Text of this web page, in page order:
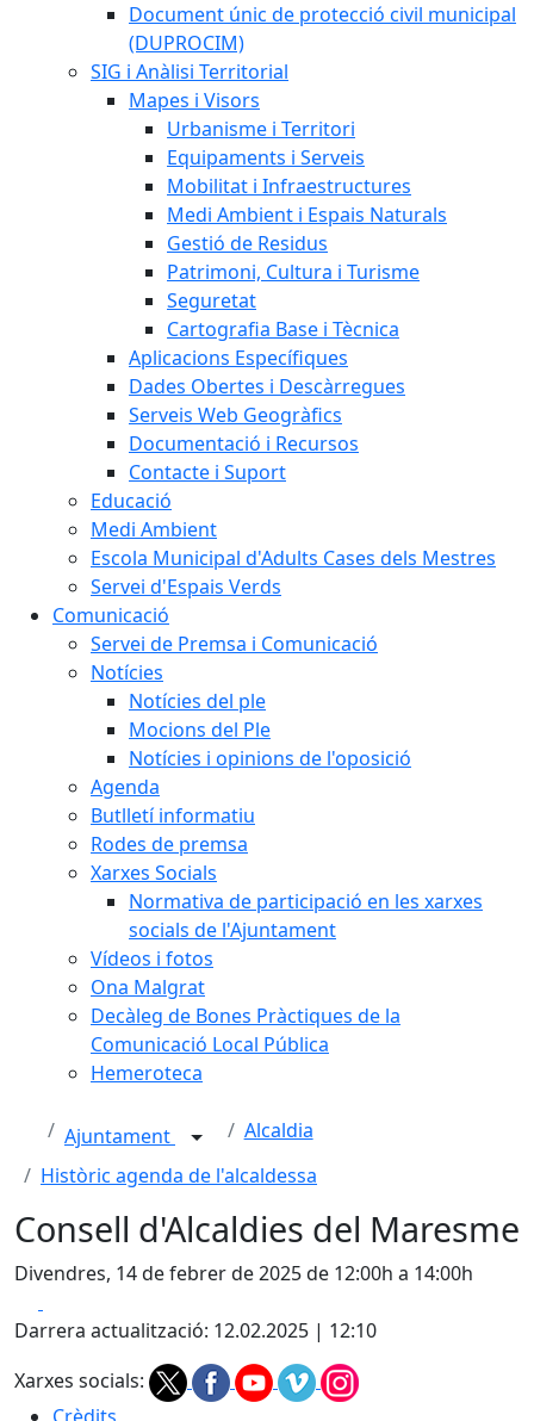
Document únic de protecció civil municipal
(DUPROCIM)
SIG i Anàlisi Territorial
Mapes i Visors
Urbanisme i Territori
Equipaments i Serveis
Mobilitat i Infraestructures
Medi Ambient i Espais Naturals
Gestió de Residus
Patrimoni, Cultura i Turisme
Seguretat
Cartografia Base i Tècnica
Aplicacions Específiques
Dades Obertes i Descàrregues
Serveis Web Geogràfics
Documentació i Recursos
Contacte i Suport
Educació
Medi Ambient
Escola Municipal d'Adults Cases dels Mestres
Servei d'Espais Verds
Comunicació
Servei de Premsa i Comunicació
Notícies
Notícies del ple
Mocions del Ple
Notícies i opinions de l'oposició
Agenda
Butlletí informatiu
Rodes de premsa
Xarxes Socials
Normativa de participació en les xarxes
socials de l'Ajuntament
Vídeos i fotos
Ona Malgrat
Decàleg de Bones Pràctiques de la
Comunicació Local Pública
Hemeroteca
Ajuntament
Alcaldia
Històric agenda de l'alcaldessa
Consell d'Alcaldies del Maresme
Divendres, 14 de febrer de 2025 de 12:00h a 14:00h
Darrera actualització: 12.02.2025 | 12:10
Xarxes socials: